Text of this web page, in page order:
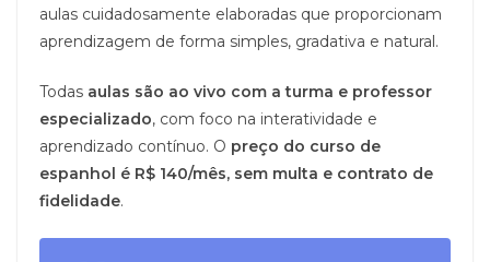
aulas cuidadosamente elaboradas que proporcionam
aprendizagem de forma simples, gradativa e natural.
Todas aulas são ao vivo com a turma e professor
especializado, com foco na interatividade e
aprendizado contínuo. O preço do curso de
espanhol é R$ 140/mês, sem multa e contrato de
fidelidade.